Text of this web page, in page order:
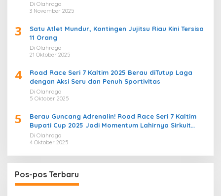
Di Olahraga
3 November 2025
3
Satu Atlet Mundur, Kontingen Jujitsu Riau Kini Tersisa
11 Orang
Di Olahraga
21 Oktober 2025
4
Road Race Seri 7 Kaltim 2025 Berau diTutup Laga
dengan Aksi Seru dan Penuh Sportivitas
Di Olahraga
5 Oktober 2025
5
Berau Guncang Adrenalin! Road Race Seri 7 Kaltim
Bupati Cup 2025 Jadi Momentum Lahirnya Sirkuit
Permanen 2026
Di Olahraga
4 Oktober 2025
Pos-pos Terbaru